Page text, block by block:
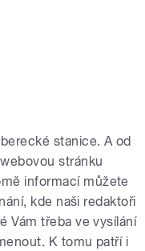
stanice. A od
stránku
informací můžete
kde naši redaktoři
Vám třeba ve vysílání
K tomu patří i